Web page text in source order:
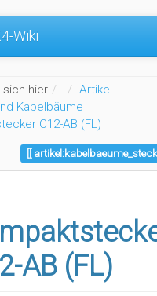
Wiki
sich hier Home
Artikel
Kabelbäume
C12-AB (FL)
AB (FL)